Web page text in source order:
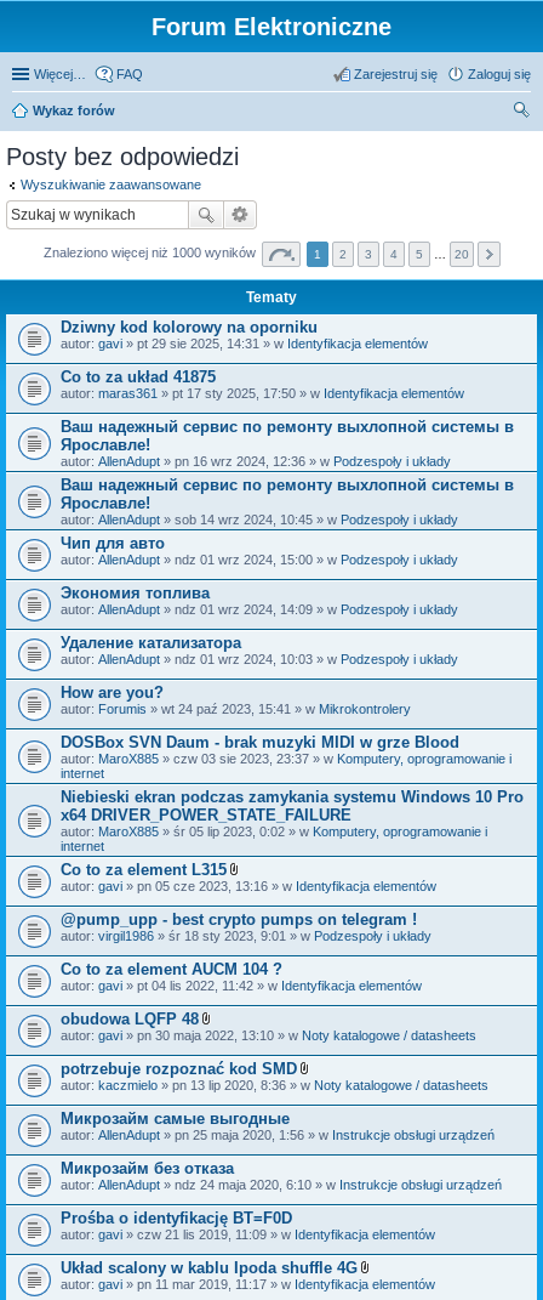
Forum Elektroniczne
Więcej… FAQ Zaloguj się
Zarejestruj się
Wykaz forów
Posty bez odpowiedzi
Wyszukiwanie zaawansowane
Znaleziono więcej niż 1000 wyników 1 2 3 4 5 20
Tematy
Dziwny kod kolorowy na oporniku
autor: gavi » pt 29 sie 2025, 14:31 » w Identyfikacja elementów
Co to za układ 41875
autor: maras361 » pt 17 sty 2025, 17:50 » w Identyfikacja elementów
Ваш надежный сервис по ремонту выхлопной системы в
Ярославле!
autor: AllenAdupt » pn 16 wrz 2024, 12:36 » w Podzespoły i układy
Ваш надежный сервис по ремонту выхлопной системы в
Ярославле!
autor: AllenAdupt » sob 14 wrz 2024, 10:45 » w Podzespoły i układy
Чип для авто
autor: AllenAdupt » ndz 01 wrz 2024, 15:00 » w Podzespoły i układy
Экономия топлива
autor: AllenAdupt » ndz 01 wrz 2024, 14:09 » w Podzespoły i układy
Удаление катализатора
autor: AllenAdupt » ndz 01 wrz 2024, 10:03 » w Podzespoły i układy
How are you?
autor: Forumis » wt 24 paź 2023, 15:41 » w Mikrokontrolery
DOSBox SVN Daum - brak muzyki MIDI w grze Blood
autor: MaroX885 » czw 03 sie 2023, 23:37 » w Komputery, oprogramowanie i
internet
Niebieski ekran podczas zamykania systemu Windows 10 Pro
x64 DRIVER_POWER_STATE_FAILURE
autor: MaroX885 » śr 05 lip 2023, 0:02 » w Komputery, oprogramowanie i
internet
Co to za element L315
Z
ł
ą
c
z
n
i
autor: gavi » pn 05 cze 2023, 13:16 » w Identyfikacja elementów
@pump_upp - best crypto pumps on telegram !
autor: virgil1986 » śr 18 sty 2023, 9:01 » w Podzespoły i układy
Co to za element AUCM 104 ?
autor: gavi » pt 04 lis 2022, 11:42 » w Identyfikacja elementów
obudowa LQFP 48
Z
ł
ą
c
z
n
i
i
autor: gavi » pn 30 maja 2022, 13:10 » w Noty katalogowe / datasheets
potrzebuje rozpoznać kod SMD
Z
ł
c
z
i
autor: kaczmielo » pn 13 lip 2020, 8:36 » w Noty katalogowe / datasheets
Микрозайм самые выгодные
autor: AllenAdupt » pn 25 maja 2020, 1:56 » w Instrukcje obsługi urządzeń
Микрозайм без отказа
autor: AllenAdupt » ndz 24 maja 2020, 6:10 » w Instrukcje obsługi urządzeń
Prośba o identyfikację BT=F0D
autor: gavi » czw 21 lis 2019, 11:09 » w Identyfikacja elementów
Układ scalony w kablu Ipoda shuffle 4G
Z
autor: gavi » pn 11 mar 2019, 11:17 » w Identyfikacja elementów